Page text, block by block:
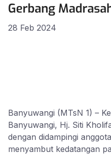
Gerbang
28 Feb 2024
Banyuwangi (MTsN 1) –
Banyuwangi, Hj. Siti
dengan didampingi
menyambut kedatangan